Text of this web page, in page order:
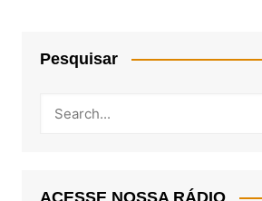
Pesquisar
ACESSE NOSSA RÁDIO